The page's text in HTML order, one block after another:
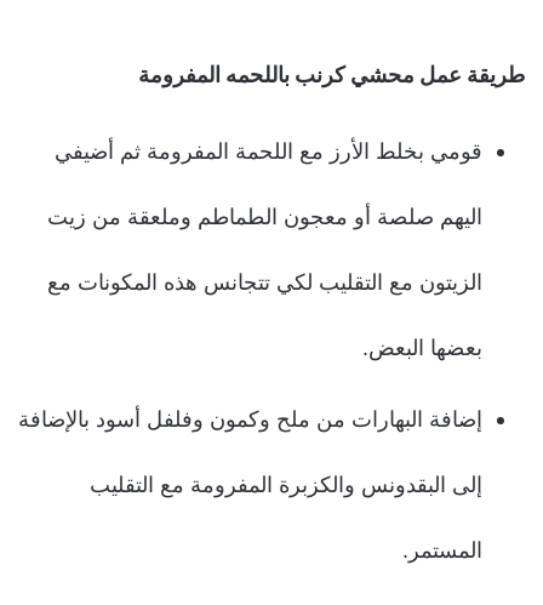
طريقة عمل محشي كرنب باللحمه المفرومة
قومي بخلط الأرز مع اللحمة المفرومة ثم أضيفي
اليهم صلصة أو معجون الطماطم وملعقة من زيت
الزيتون مع التقليب لكي تتجانس هذه المكونات مع
بعضها البعض.
إضافة البهارات من ملح وكمون وفلفل أسود بالإضافة
إلى البقدونس والكزبرة المفرومة مع التقليب
المستمر.